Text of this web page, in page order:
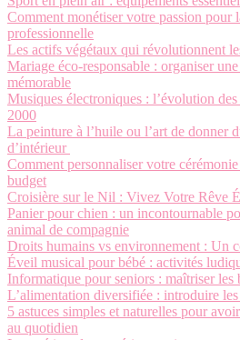
Comment monétiser votre passion pour
professionnelle
Les actifs végétaux qui révolutionnent
Mariage éco-responsable : organiser
mémorable
Musiques électroniques : l’évolution des
2000
La peinture à l’huile ou l’art de donner
d’intérieur
Comment personnaliser votre
budget
Croisière sur le Nil : Vivez Votre Rêve
Panier pour chien : un incontournable
animal de compagnie
Droits humains vs environnement : Un
Éveil musical pour bébé : activités
Informatique pour seniors : maîtriser les
L’alimentation diversifiée : introduire
5 astuces simples et naturelles pour
au quotidien